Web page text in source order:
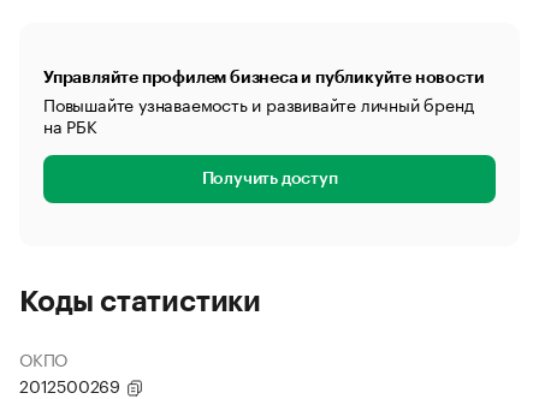
Управляйте профилем бизнеса и публикуйте новости
Повышайте узнаваемость и развивайте личный бренд
на РБК
Получить доступ
Коды статистики
ОКПО
2012500269